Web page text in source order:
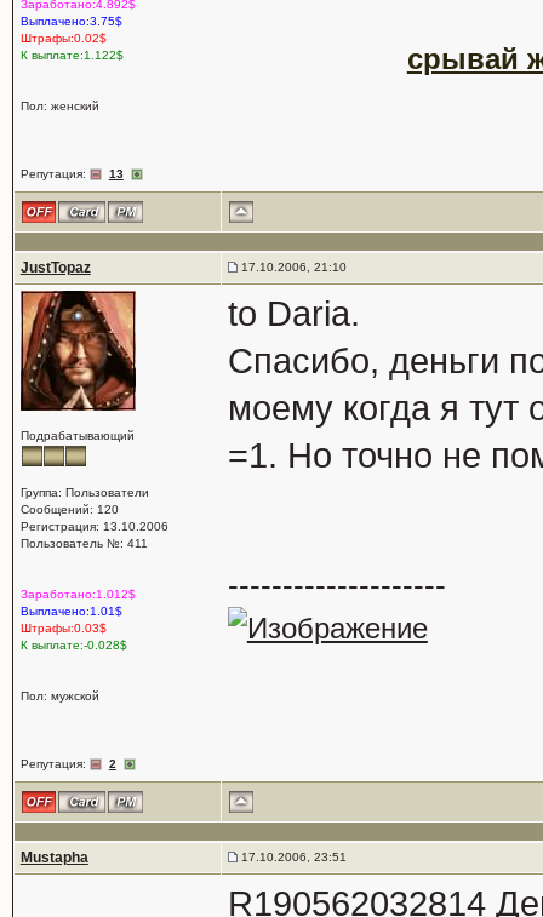
Заработано:4.892$
Выплачено:3.75$
Штрафы:0.02$
К выплате:1.122$
Пол: женский
Репутация: 13
срывай
JustTopaz 17.10.2006, 21:10
Подрабатывающий
Группа: Пользователи
Сообщений: 120
Регистрация: 13.10.2006
Пользователь №: 411
Заработано:1.012$
Выплачено:1.01$
Штрафы:0.03$
К выплате:-0.028$
Пол: мужской
Репутация: 2
to Daria.
Спасибо, деньги
моему когда я
=1. Но точно не
--------------------
Mustapha 17.10.2006, 23:51
R190562032814